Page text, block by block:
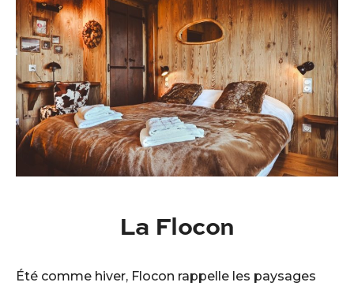
La Flocon
Été comme hiver, Flocon rappelle les paysages